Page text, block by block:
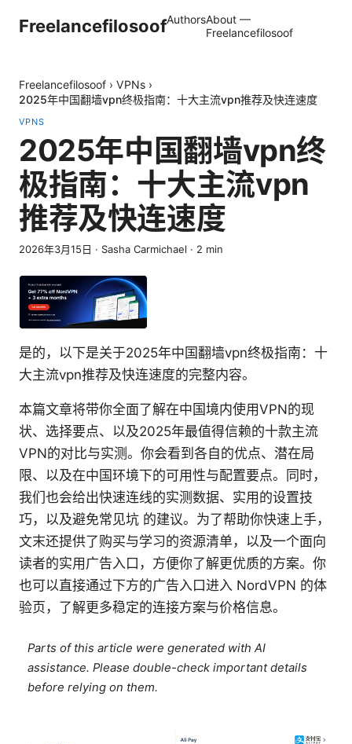
FreelancefilosoofAuthorsAbout —
Freelancefilosoof
Freelancefilosoof › VPNs ›
2025年中国翻墙vpn终极指南：十大主流vpn推荐及快连速度
VPNS
2025年中国翻墙vpn终
极指南：十大主流vpn
推荐及快连速度
2026年3月15日 · Sasha Carmichael · 2 min
是的，以下是关于2025年中国翻墙vpn终极指南：十
大主流vpn推荐及快连速度的完整内容。
本篇文章将带你全面了解在中国境内使用VPN的现
状、选择要点、以及2025年最值得信赖的十款主流
VPN的对比与实测。你会看到各自的优点、潜在局
限、以及在中国环境下的可用性与配置要点。同时，
我们也会给出快速连线的实测数据、实用的设置技
巧，以及避免常见坑 的建议。为了帮助你快速上手，
文末还提供了购买与学习的资源清单，以及一个面向
读者的实用广告入口，方便你了解更优质的方案。你
也可以直接通过下方的广告入口进入 NordVPN 的体
验页，了解更多稳定的连接方案与价格信息。
Parts of this article were generated with AI
assistance. Please double-check important details
before relying on them.